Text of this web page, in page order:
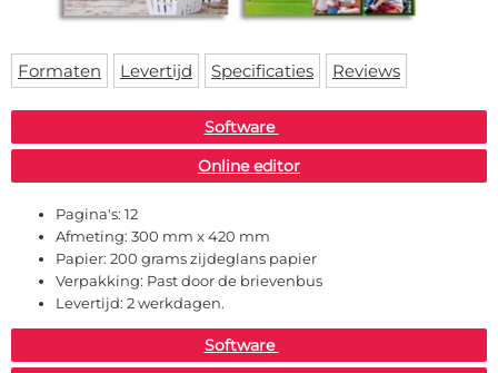
Deurmat
Skateboard deck
Over ons
Levertijden
Inloggen
WhatsApp
Formaten Levertijd Specificaties Reviews
Software
Online editor
Pagina's: 12
Afmeting: 300 mm x 420 mm
Papier: 200 grams zijdeglans papier
Verpakking: Past door de brievenbus
Levertijd: 2 werkdagen.
Software